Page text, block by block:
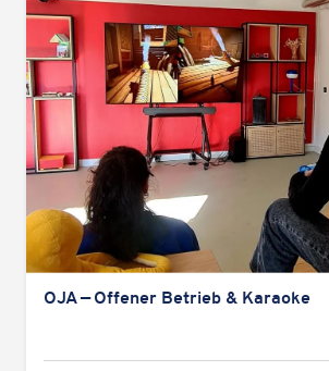
OJA — Offener Betrieb & Karaoke